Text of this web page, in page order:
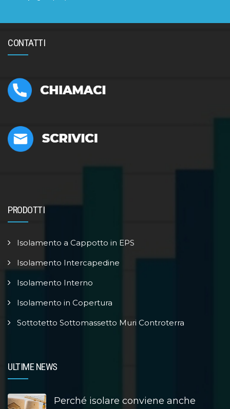
CONTATTI
PRODOTTI
Isolamento a Cappotto in EPS
Isolamento Intercapedine
Isolamento Interno
Isolamento in Copertura
Sottotetto Sottomassetto Muri Controterra
ULTIME NEWS
Perché isolare conviene anche